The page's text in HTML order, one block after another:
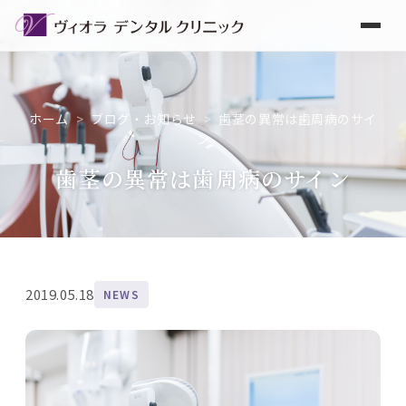
ホーム > ブログ・お知らせ > 歯茎の異常は歯周病のサイ
ン
歯茎の異常は歯周病のサイン
2019.05.18 NEWS